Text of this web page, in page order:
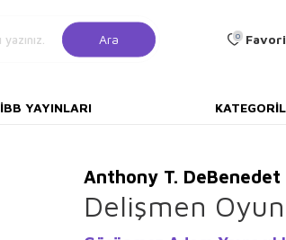
Ara 0
İBB YAYINLARI
Anthony T. DeBenedet
Delişmen